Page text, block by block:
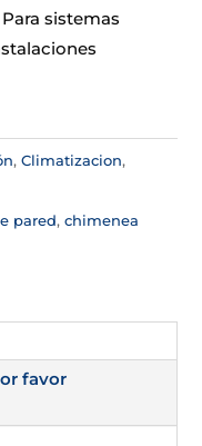
sistemas
,Climatizacion,
pared,chimenea
favor